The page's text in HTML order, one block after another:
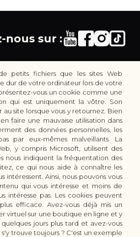
nous sur :
REIMS - France
KAI
DE CUISINE KAI
KAI
& entretien
japonais
Nous connaitre
Qui sommes-nous ?
Moyens de paiement
petits fichiers que les sites Web
dur de votre ordinateur lors de votre
vous un cookie comme une
qui est uniquement la vôtre. Son
site lorsque vous y retournez. Bien
faire une mauvaise utilisation dans
des données personnelles, les
par eux-mêmes malveillants. La
y compris Microsoft, utilisent des
nous indiquent la fréquentation des
ce qui nous aide à connaître les
intéressent. Ainsi, nous pouvons vous
qui vous intéresse et moins de
intéresse pas. Les cookies peuvent
efficace. Avez-vous déjà mis un
virtuel sur une boutique en ligne et y
jours plus tard et avez-vous
trouve toujours ? C'est un exemple